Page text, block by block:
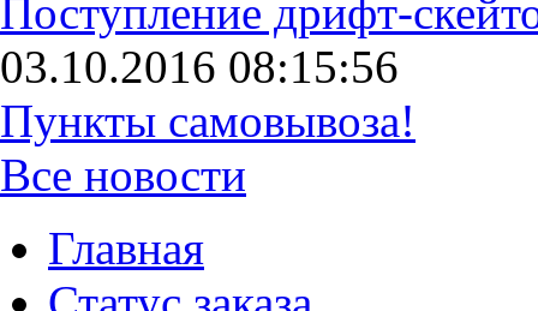
Поступление дрифт-
03.10.2016 08:15:56
Пункты самовывоза!
Все новости
Главная